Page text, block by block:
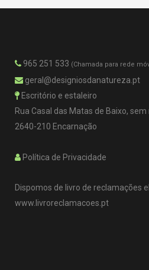
965 251 533 (Chamada para rede
geral@designiosdanatureza.pt
Escritório e estaleiro
Rua Casal das Matas de Baixo, sem
2640-210 Encarnação
Política de Privacidade
Dispomos de livro de reclamações
www.livroreclamacoes.pt